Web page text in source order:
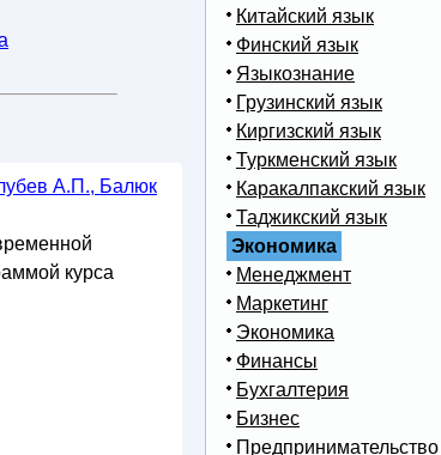
А.П., Балюк
курса
Китайский язык
Финский язык
Языкознание
Грузинский язык
Киргизский язык
Туркменский язык
Каракалпакский язык
Таджикский язык
Экономика
Менеджмент
Маркетинг
Экономика
Финансы
Бухгалтерия
Бизнес
Предпринимательство